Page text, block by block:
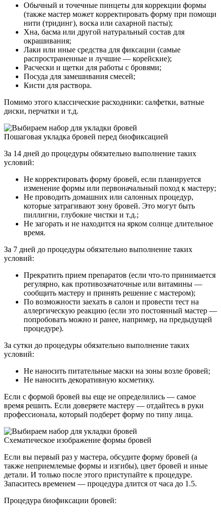
Обычный и точечные пинцеты для коррекции формы
(также мастер может корректировать форму при помощи
нити (тридинг), воска или сахарной пасты);
Хна, басма или другой натуральный состав для
окрашивания;
Лаки или иные средства для фиксации (самые
распространенные и лучшие — корейские);
Расчески и щетки для работы с бровями;
Посуда для замешивания смесей;
Кисти для раствора.
Помимо этого классические расходники: салфетки, ватные
диски, перчатки и т.д.
Пошаговая укладка бровей перед биофиксацией
За 14 дней до процедуры обязательно выполнение таких
условий:
Не корректировать форму бровей, если планируется
изменение формы или первоначальный поход к мастеру;
Не проводить домашних или салонных процедур,
которые затрагивают зону бровей. Это могут быть
пиллигни, глубокие чистки и т.д.;
Не загорать и не находится на ярком солнце длительное
время.
За 7 дней до процедуры обязательно выполнение таких
условий:
Прекратить прием препаратов (если что-то принимается
регулярно, как противозачаточные или витамины —
сообщить мастеру и принять решение с мастером);
По возможности заехать в салон и провести тест на
аллергическую реакцию (если это постоянный мастер —
попробовать можно и ранее, например, на предыдущей
процедуре).
За сутки до процедуры обязательно выполнение таких
условий:
Не наносить питательные маски на зоны возле бровей;
Не наносить декоративную косметику.
Если с формой бровей вы еще не определились — самое
время решить. Если доверяете мастеру — отдайтесь в руки
профессионала, который подберет форму по типу лица.
Схематическое изображение формы бровей
Если вы первый раз у мастера, обсудите форму бровей (а
также неприемлемые формы и изгибы), цвет бровей и иные
детали. И только после этого приступайте к процедуре.
Запаситесь временем — процедура длится от часа до 1.5.
Процедура биофиксации бровей: